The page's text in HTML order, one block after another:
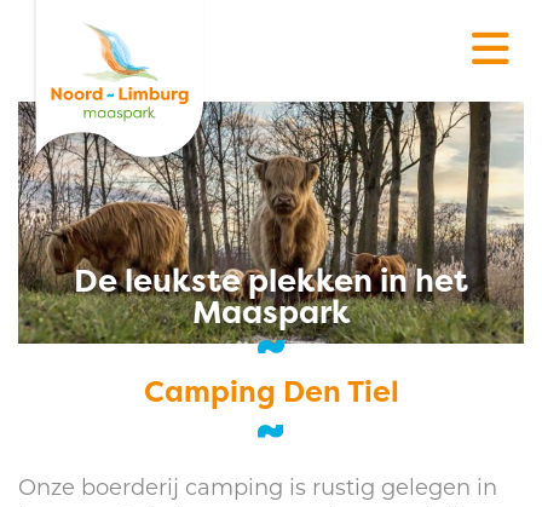
De leukste plekken in het
Maaspark
Camping Den Tiel
Onze boerderij camping is rustig gelegen in